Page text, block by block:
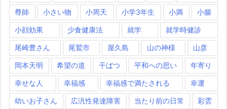
尊師 小さい物 小周天 小学3年生 小満 小腸
小顔効果 少食健康法 就学 就学時健診
尾崎豊さん 尾鷲市 屋久島 山の神様 山彦
岡本天明 希望の道 干ばつ 平和への思い 年寄り
幸せな人 幸福感 幸福感で満たされる 幸運
幼いお子さん 広汎性発達障害 当たり前の日常 彩雲